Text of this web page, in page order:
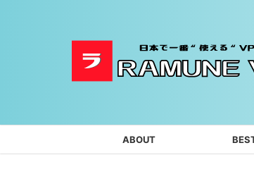
ABOUT